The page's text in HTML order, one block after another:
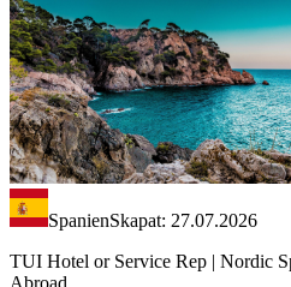
SpanienSkapat: 27.07.2026
TUI Hotel or Service Rep | Nordic
Abroad